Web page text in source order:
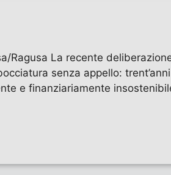
Ragusa La recente
senza appello:
e finanziariamente